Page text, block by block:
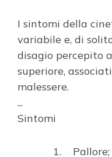
I sintomi della
variabile e, di
disagio percepito
superiore,
malessere.
...
Sintomi
Pallore;